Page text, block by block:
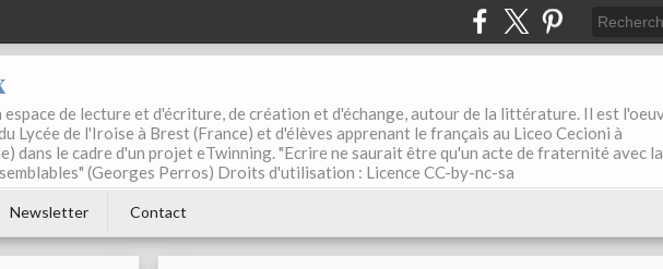
espace de lecture et d'écriture, de création et d'échange, autour de la littérature. Il est
Lycée de l'Iroise à Brest (France) et d'élèves apprenant le français au Liceo Cecioni à
dans le cadre d'un projet eTwinning. "Ecrire ne saurait être qu'un acte de fraternité avec la
(Georges Perros) Droits d'utilisation : Licence CC-by-nc-sa
Newsletter Contact